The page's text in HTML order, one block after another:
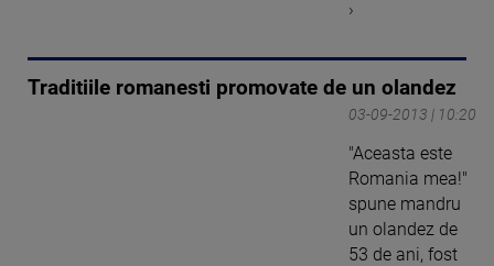
›
Traditiile romanesti promovate de un olandez
03-09-2013 | 10:20
"Aceasta este
Romania mea!"
spune mandru
un olandez de
53 de ani, fost